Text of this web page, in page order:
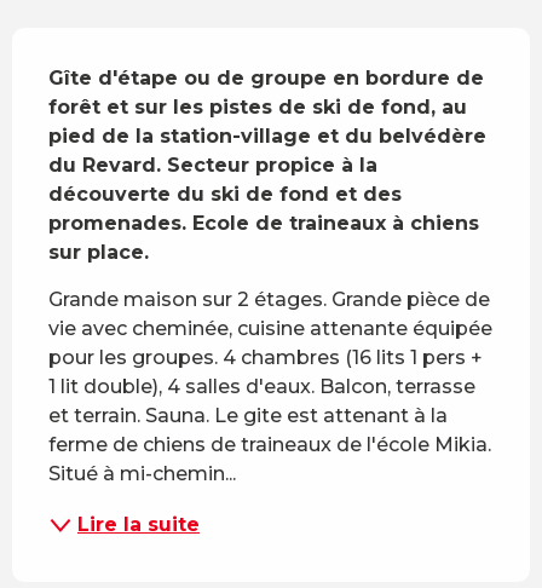
Gîte d'étape ou de groupe en bordure de
forêt et sur les pistes de ski de fond, au
pied de la station-village et du belvédère
du Revard. Secteur propice à la
découverte du ski de fond et des
promenades. Ecole de traineaux à chiens
sur place.
Grande maison sur 2 étages. Grande pièce de
vie avec cheminée, cuisine attenante équipée
pour les groupes. 4 chambres (16 lits 1 pers +
1 lit double), 4 salles d'eaux. Balcon, terrasse
et terrain. Sauna. Le gite est attenant à la
ferme de chiens de traineaux de l'école Mikia.
Situé à mi-chemin...
Lire la suite